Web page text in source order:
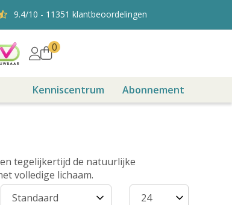
9.4/10 - 11351 klantbeoordelingen
0
Kenniscentrum Abonnement
tegelijkertijd de natuurlijke
volledige lichaam.